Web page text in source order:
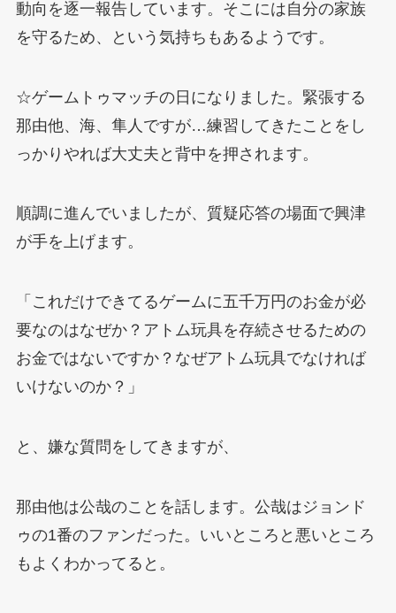
動向を逐一報告しています。そこには自分の家族
を守るため、という気持ちもあるようです。
☆ゲームトゥマッチの日になりました。緊張する
那由他、海、隼人ですが…練習してきたことをし
っかりやれば大丈夫と背中を押されます。
順調に進んでいましたが、質疑応答の場面で興津
が手を上げます。
「これだけできてるゲームに五千万円のお金が必
要なのはなぜか？アトム玩具を存続させるための
お金ではないですか？なぜアトム玩具でなければ
いけないのか？」
と、嫌な質問をしてきますが、
那由他は公哉のことを話します。公哉はジョンド
ゥの1番のファンだった。いいところと悪いところ
もよくわかってると。